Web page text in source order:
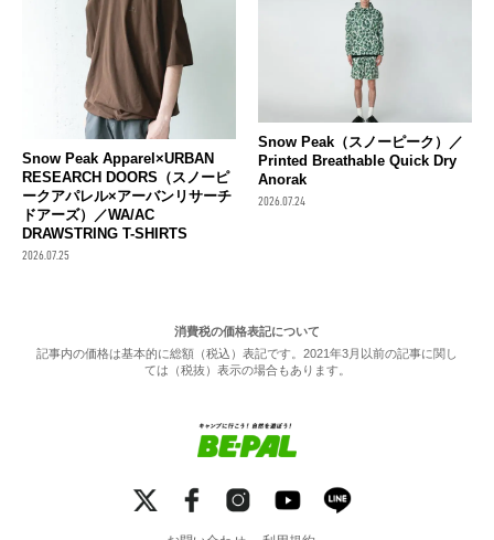
Snow Peak Apparel×URBAN
RESEARCH DOORS（スノーピ
ークアパレル×アーバンリサーチ
ドアーズ）／WA/AC
DRAWSTRING T-SHIRTS
2026.07.25
Snow Peak（スノーピーク）／
Printed Breathable Quick Dry
Anorak
2026.07.24
消費税の価格表記について
記事内の価格は基本的に総額（税込）表記です。2021年3月以前の記事に関し
ては（税抜）表示の場合もあります。